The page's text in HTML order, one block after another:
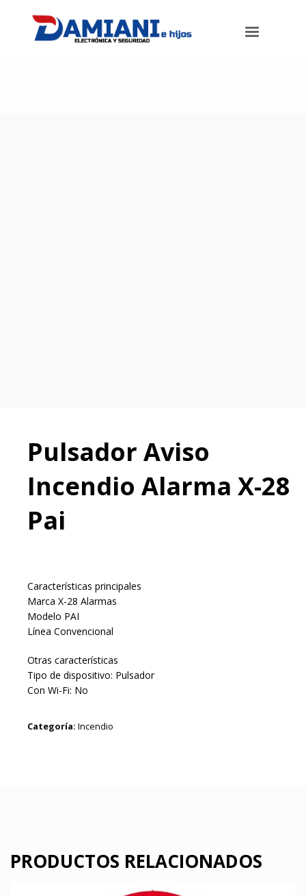
Pulsador Aviso
Incendio Alarma X-28
Pai
Características principales
Marca X-28 Alarmas
Modelo PAI
Línea Convencional
Otras características
Tipo de dispositivo: Pulsador
Con Wi-Fi: No
Categoría: Incendio
PRODUCTOS RELACIONADOS